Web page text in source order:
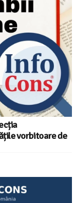
vorbitoare de